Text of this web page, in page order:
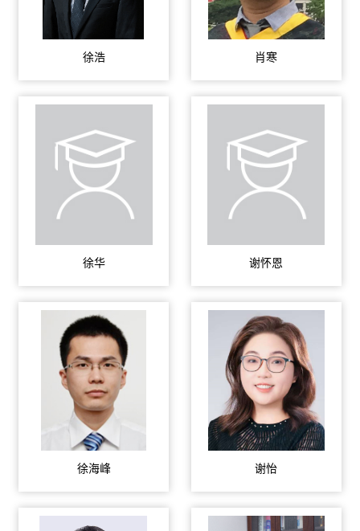
徐浩 肖寒
徐华 谢怀恩
徐海峰 谢怡